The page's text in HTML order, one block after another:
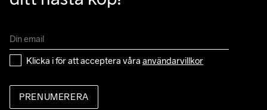
Klicka i för att acceptera våra användarvillkor
PRENUMERERA